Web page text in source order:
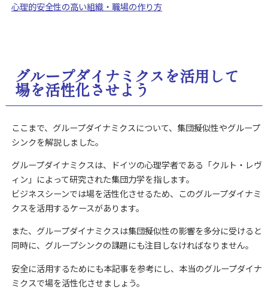
心理的安全性の高い組織・職場の作り方
グループダイナミクスを活用して
場を活性化させよう
ここまで、グループダイナミクスについて、集団擬似性やグループ
シンクを解説しました。
グループダイナミクスは、ドイツの心理学者である「クルト・レヴ
ィン」によって研究された集団力学を指します。
ビジネスシーンでは場を活性化させるため、このグループダイナミ
クスを活用するケースがあります。
また、グループダイナミクスは集団擬似性の影響を多分に受けると
同時に、グループシンクの課題にも注目しなければなりません。
安全に活用するためにも本記事を参考にし、本当のグループダイナ
ミクスで場を活性化させましょう。